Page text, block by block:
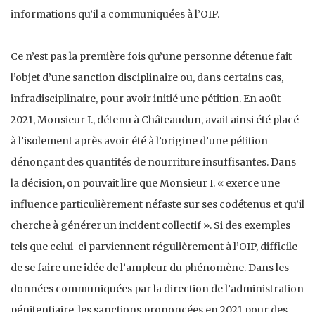
informations qu’il a communiquées à l’OIP.
Ce n’est pas la première fois qu’une personne détenue fait
l’objet d’une sanction disciplinaire ou, dans certains cas,
infradisciplinaire, pour avoir initié une pétition. En août
2021, Monsieur I., détenu à Châteaudun, avait ainsi été placé
à l’isolement après avoir été à l’origine d’une pétition
dénonçant des quantités de nourriture insuffisantes. Dans
la décision, on pouvait lire que Monsieur I. « exerce une
influence particulièrement néfaste sur ses codétenus et qu’il
cherche à générer un incident collectif ». Si des exemples
tels que celui-ci parviennent régulièrement à l’OIP, difficile
de se faire une idée de l’ampleur du phénomène. Dans les
données communiquées par la direction de l’administration